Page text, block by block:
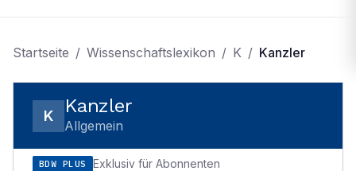
Startseite / Wissenschaftslexikon / K / Kanzler
K Kanzler
Allgemein
BDW PLUS Exklusiv für Abonnenten